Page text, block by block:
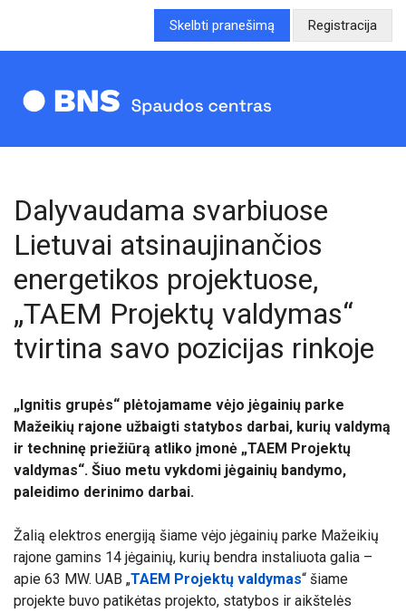
Skelbti pranešimą Registracija
Dalyvaudama svarbiuose
Lietuvai atsinaujinančios
energetikos projektuose,
„TAEM Projektų valdymas“
tvirtina savo pozicijas rinkoje
„Ignitis grupės“ plėtojamame vėjo jėgainių parke
Mažeikių rajone užbaigti statybos darbai, kurių valdymą
ir techninę priežiūrą atliko įmonė „TAEM Projektų
valdymas“. Šiuo metu vykdomi jėgainių bandymo,
paleidimo derinimo darbai.
Žalią elektros energiją šiame vėjo jėgainių parke Mažeikių
rajone gamins 14 jėgainių, kurių bendra instaliuota galia –
apie 63 MW. UAB „TAEM Projektų valdymas“ šiame
projekte buvo patikėtas projekto, statybos ir aikštelės